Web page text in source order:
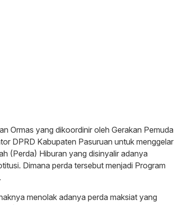
Ormas yang dikoordinir oleh Gerakan Pemuda
DPRD Kabupaten Pasuruan untuk menggelar
(Perda) Hiburan yang disinyalir adanya
Dimana perda tersebut menjadi Program
menolak adanya perda maksiat yang